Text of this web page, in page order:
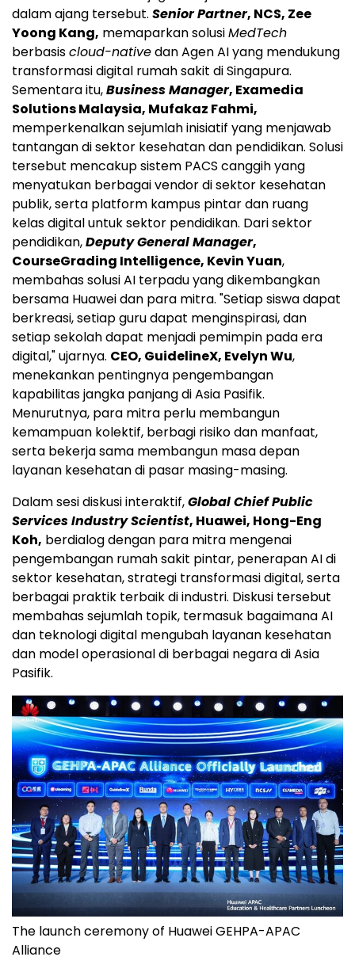
dalam ajang tersebut. Senior Partner, NCS, Zee
Yoong Kang, memaparkan solusiMedTech
berbasiscloud-nativedan Agen AI yang mendukung
transformasi digital rumah sakit di Singapura.
Sementara itu,Business Manager, Examedia
Solutions Malaysia, Mufakaz Fahmi,
memperkenalkan sejumlah inisiatif yang menjawab
tantangan di sektor kesehatan dan pendidikan. Solusi
tersebut mencakup sistem PACS canggih yang
menyatukan berbagai vendor di sektor kesehatan
publik, serta platform kampus pintar dan ruang
kelas digital untuk sektor pendidikan. Dari sektor
pendidikan,Deputy General Manager,
CourseGrading Intelligence, Kevin Yuan,
membahas solusi AI terpadu yang dikembangkan
bersama Huawei dan para mitra. "Setiap siswa dapat
berkreasi, setiap guru dapat menginspirasi, dan
setiap sekolah dapat menjadi pemimpin pada era
digital," ujarnya. CEO, GuidelineX, Evelyn Wu,
menekankan pentingnya pengembangan
kapabilitas jangka panjang di Asia Pasifik.
Menurutnya, para mitra perlu membangun
kemampuan kolektif, berbagi risiko dan manfaat,
serta bekerja sama membangun masa depan
layanan kesehatan di pasar masing-masing.
Dalam sesi diskusi interaktif,Global Chief Public
Services Industry Scientist, Huawei, Hong-Eng
Koh, berdialog dengan para mitra mengenai
pengembangan rumah sakit pintar, penerapan AI di
sektor kesehatan, strategi transformasi digital, serta
berbagai praktik terbaik di industri. Diskusi tersebut
membahas sejumlah topik, termasuk bagaimana AI
dan teknologi digital mengubah layanan kesehatan
dan model operasional di berbagai negara di Asia
Pasifik.
The launch ceremony of Huawei GEHPA-APAC
Alliance